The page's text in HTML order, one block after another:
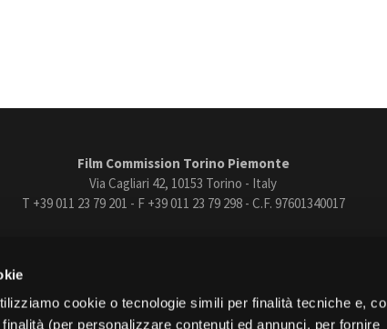
cookie o tecnologie simili per finalità tecniche e,
(per personalizzare contenuti ed annunci, per fornire
Film Commission Torino Piemonte
Via Cagliari 42, 10153 Torino - Italy
T +39 011 23 79 201 - F +39 011 23 79 298 - C.F. 97601340017
YoutubeVimeo